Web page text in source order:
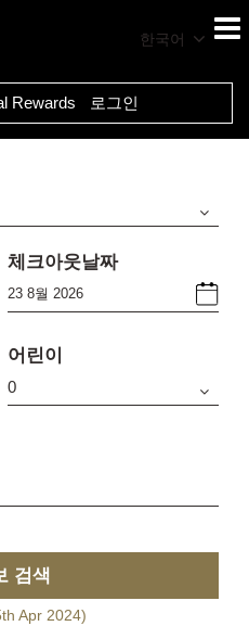
한국어
Rewards 로그인
체크아웃날짜
어린이
검색
Apr 2024)